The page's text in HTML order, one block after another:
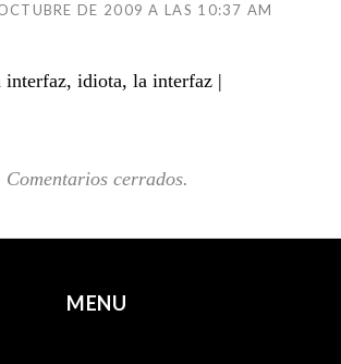
DE 2009 A LAS 10:37 AM
interfaz, idiota, la interfaz |
Comentarios cerrados.
MENU